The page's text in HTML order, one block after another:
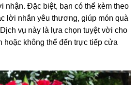
nhận. Đặc biệt, bạn có thể kèm theo
lời nhắn yêu thương, giúp món quà
vụ này là lựa chọn tuyệt vời cho
hoặc không thể đến trực tiếp cửa